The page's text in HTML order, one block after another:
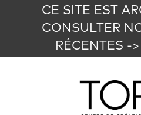
CE SITE EST
CONSULTER
RÉCENTES -